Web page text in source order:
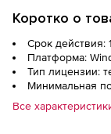
Коротко о
Срок действия:
Платформа:
Тип лицензии:
Минимальная
Все